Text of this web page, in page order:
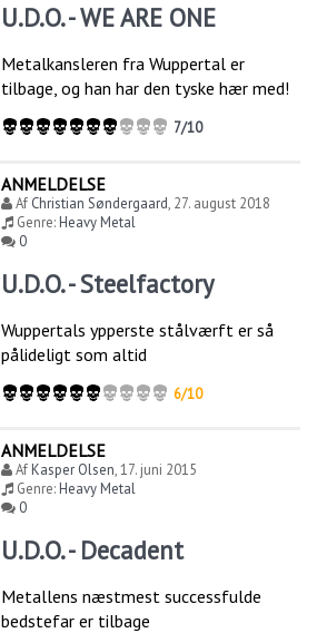
U.D.O. - WE ARE ONE
Metalkansleren fra Wuppertal er
tilbage, og han har den tyske hær med!
7/10
ANMELDELSE
Af Christian Søndergaard, 27. august 2018
Genre:Heavy Metal
0
U.D.O. - Steelfactory
Wuppertals ypperste stålværft er så
pålideligt som altid
6/10
ANMELDELSE
AfKasper Olsen,17. juni 2015
Genre:Heavy Metal
0
U.D.O. - Decadent
Metallens næstmest successfulde
bedstefar er tilbage